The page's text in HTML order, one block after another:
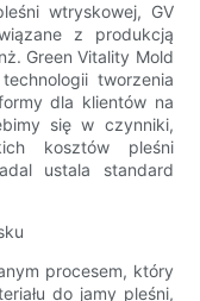
wtryskowej, GV
z produkcją
Green Vitality Mold
tworzenia
dla klientów na
się w czynniki,
kosztów pleśni
ustala standard
procesem, który
do jamy pleśni,